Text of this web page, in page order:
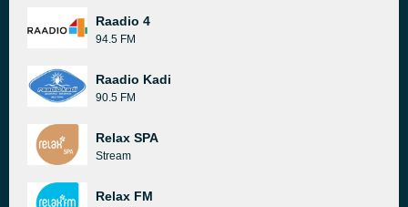
Raadio 4
94.5 FM
Raadio Kadi
90.5 FM
Relax SPA
Stream
Relax FM